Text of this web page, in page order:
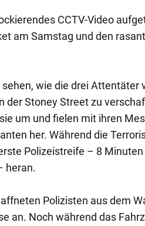
CCTV-Video
am Samstag und den
wie die drei Attentäter
der Stoney Street zu
um und fielen mit ihren
her. Während die
Polizeistreife – 8
heran.
Polizisten aus dem
an. Noch während das